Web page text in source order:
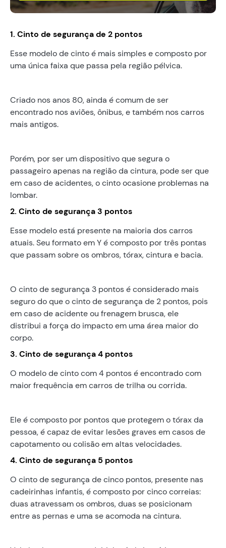
1. Cinto de segurança de 2 pontos
Esse modelo de cinto é mais simples e composto por
uma única faixa que passa pela região pélvica.
Criado nos anos 80, ainda é comum de ser
encontrado nos aviões, ônibus, e também nos carros
mais antigos.
Porém, por ser um dispositivo que segura o
passageiro apenas na região da cintura, pode ser que
em caso de acidentes, o cinto ocasione problemas na
lombar.
2. Cinto de segurança 3 pontos
Esse modelo está presente na maioria dos carros
atuais. Seu formato em Y é composto por três pontas
que passam sobre os ombros, tórax, cintura e bacia.
O cinto de segurança 3 pontos é considerado mais
seguro do que o cinto de segurança de 2 pontos, pois
em caso de acidente ou frenagem brusca, ele
distribui a força do impacto em uma área maior do
corpo.
3. Cinto de segurança 4 pontos
O modelo de cinto com 4 pontos é encontrado com
maior frequência em carros de trilha ou corrida.
Ele é composto por pontos que protegem o tórax da
pessoa, é capaz de evitar lesões graves em casos de
capotamento ou colisão em altas velocidades.
4. Cinto de segurança 5 pontos
O cinto de segurança de cinco pontos, presente nas
cadeirinhas infantis, é composto por cinco correias:
duas atravessam os ombros, duas se posicionam
entre as pernas e uma se acomoda na cintura.